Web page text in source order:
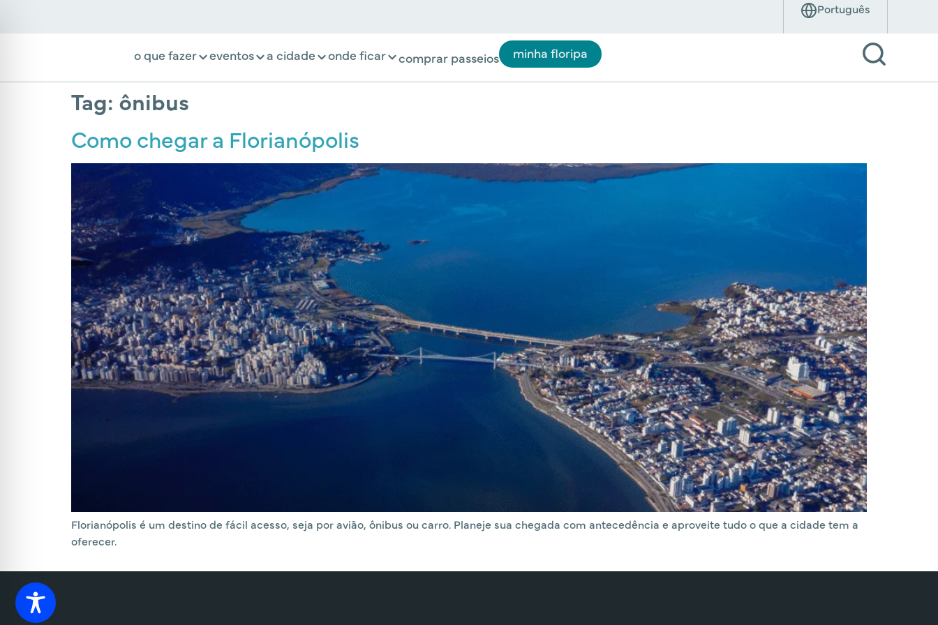
o que fazer eventos a cidade onde ficar comprar passeios minha floripa
Tag: ônibus
Como chegar a Florianópolis
Florianópolis é um destino de fácil acesso, seja por avião, ônibus ou carro. Planeje sua chegada com antecedência e aproveite tudo o que a cidade tem a
oferecer.